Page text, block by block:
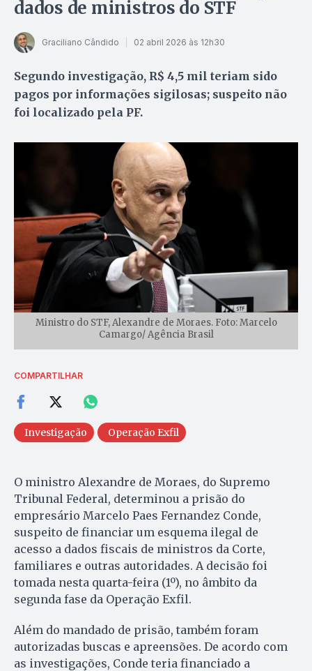
dados de ministros do STF
Graciliano Cândido 02 abril 2026 às 12h30
Segundo investigação, R$ 4,5 mil teriam sido
pagos por informações sigilosas; suspeito não
foi localizado pela PF.
Ministro do STF, Alexandre de Moraes. Foto: Marcelo
Camargo/ Agência Brasil
COMPARTILHAR
Investigação Operação Exfil
O ministro Alexandre de Moraes, do Supremo
Tribunal Federal, determinou a prisão do
empresário Marcelo Paes Fernandez Conde,
suspeito de financiar um esquema ilegal de
acesso a dados fiscais de ministros da Corte,
familiares e outras autoridades. A decisão foi
tomada nesta quarta-feira (1º), no âmbito da
segunda fase da Operação Exfil.
Além do mandado de prisão, também foram
autorizadas buscas e apreensões. De acordo com
as investigações, Conde teria financiado a